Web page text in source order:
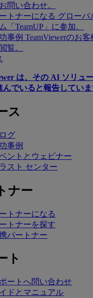
問い合わせ。
トナーになる グローバ
「TeamUP」に参加。
事例 TeamViewerのお
覧。
は、その AI ソリュ
んでいると報告していま
ス
グ
事例
ントとウェビナー
ラスト センター
ナー
トナーになる
トナーを探す
パートナー
ト
ートへ問い合わせ
ドとマニュアル